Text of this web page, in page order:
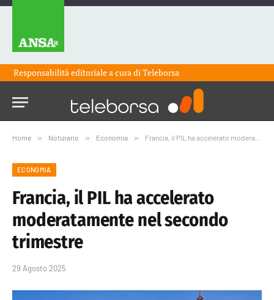
Responsabilità editoriale a cura diTeleborsa
Home » Notiziario » Economia » Francia, il PIL ha accelerato moderatamente nel secondo trimestre
ECONOMIA
Francia, il PIL ha accelerato
moderatamente nel secondo
trimestre
29 Agosto 2025